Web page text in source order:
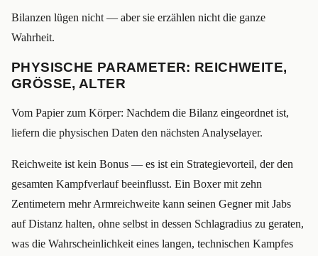
Bilanzen lügen nicht — aber sie erzählen nicht die ganze
Wahrheit.
PHYSISCHE PARAMETER: REICHWEITE,
GRÖSSE, ALTER
Vom Papier zum Körper: Nachdem die Bilanz eingeordnet ist,
liefern die physischen Daten den nächsten Analyselayer.
Reichweite ist kein Bonus — es ist ein Strategievorteil, der den
gesamten Kampfverlauf beeinflusst. Ein Boxer mit zehn
Zentimetern mehr Armreichweite kann seinen Gegner mit Jabs
auf Distanz halten, ohne selbst in dessen Schlagradius zu geraten,
was die Wahrscheinlichkeit eines langen, technischen Kampfes